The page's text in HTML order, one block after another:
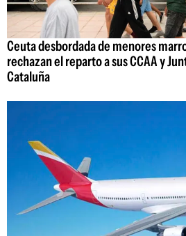
Ceuta desbordada de menores
rechazan el reparto a sus CCAA y
Cataluña